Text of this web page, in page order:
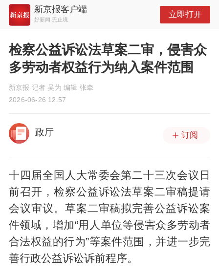
新京报客户端
好新闻 无止境
立即打开
检察公益诉讼法草案二审，侵害众
多劳动者权益行为纳入案件范围
新京报 记者 吴为 编辑 张牵
2026-06-26 12:57
政厅 订阅
十四届全国人大常委会第二十三次会议日
前召开，检察公益诉讼法草案二审稿提请
会议审议。草案二审稿拟完善公益诉讼案
件领域，增加“用人单位等侵害众多劳动者
合法权益的行为”等案件范围，并进一步完
善行政公益诉讼诉前程序。